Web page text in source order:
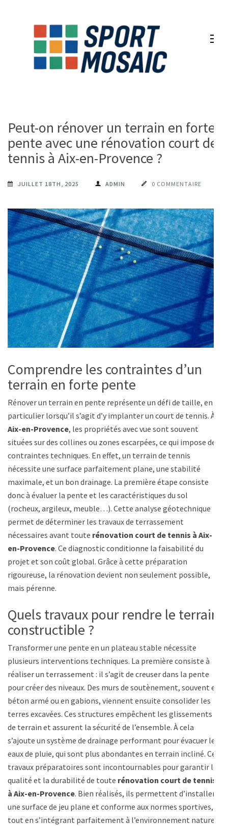
Peut-on rénover un terrain en forte
pente avec une rénovation court de
tennis à Aix-en-Provence ?
JUILLET 18TH, 2025 ADMIN 0 COMMENTAIRE
Comprendre les contraintes d’un
terrain en forte pente
Rénover un terrain en pente représente un défi de taille, en
particulier lorsqu’il s’agit d’y implanter un court de tennis. À
Aix-en-Provence, les propriétés avec vue sont souvent
situées sur des collines ou zones escarpées, ce qui impose des
contraintes techniques. En effet, un terrain de tennis
nécessite une surface parfaitement plane, une stabilité
maximale, et un bon drainage. La première étape consiste
donc à évaluer la pente et les caractéristiques du sol
(rocheux, argileux, meuble…). Cette analyse géotechnique
permet de déterminer les travaux de terrassement
nécessaires avant toute rénovation court de tennis à Aix-
en-Provence. Ce diagnostic conditionne la faisabilité du
projet et son coût global. Grâce à cette préparation
rigoureuse, la rénovation devient non seulement possible,
mais pérenne.
Quels travaux pour rendre le terrain
constructible ?
Transformer une pente en un plateau stable nécessite
plusieurs interventions techniques. La première consiste à
réaliser un terrassement : il s’agit de creuser dans la pente
pour créer des niveaux. Des murs de soutènement, souvent en
béton armé ou en gabions, viennent ensuite consolider les
terres excavées. Ces structures empêchent les glissements
de terrain et assurent la sécurité de l’ensemble. À cela
s’ajoute un système de drainage performant pour évacuer les
eaux de pluie, qui sont plus abondantes en terrain incliné. Ces
travaux préparatoires sont incontournables pour garantir la
qualité et la durabilité de toute rénovation court de tennis
à Aix-en-Provence. Bien réalisés, ils permettent d’installer
une surface de jeu plane et conforme aux normes sportives,
tout en s’intégrant parfaitement à l’environnement naturel.